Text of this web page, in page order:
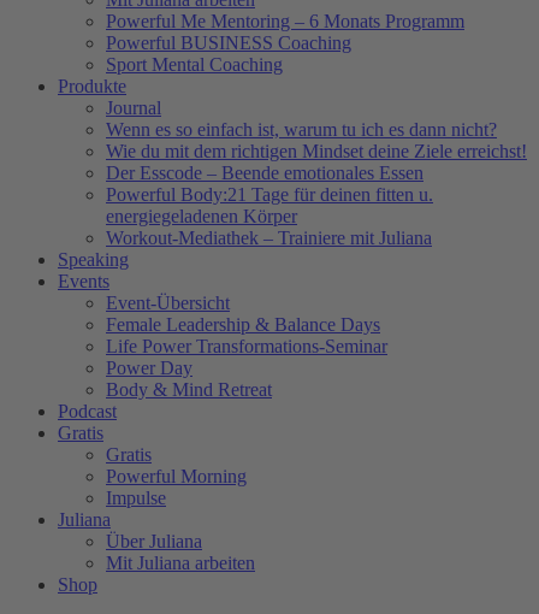
Powerful Me Mentoring – 6 Monats Programm
Powerful BUSINESS Coaching
Sport Mental Coaching
Produkte
Journal
Wenn es so einfach ist, warum tu ich es dann nicht?
Wie du mit dem richtigen Mindset deine Ziele erreichst!
Der Esscode – Beende emotionales Essen
Powerful Body:21 Tage für deinen fitten u.
energiegeladenen Körper
Workout-Mediathek – Trainiere mit Juliana
Speaking
Events
Event-Übersicht
Female Leadership & Balance Days
Life Power Transformations-Seminar
Power Day
Body & Mind Retreat
Podcast
Gratis
Gratis
Powerful Morning
Impulse
Juliana
Über Juliana
Mit Juliana arbeiten
Shop